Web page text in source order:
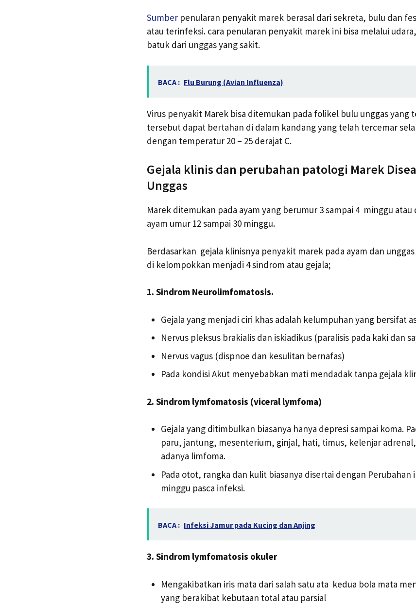
Sumber penularan penyakit marek berasal dari sekreta, bulu dan
atau terinfeksi. cara penularan penyakit marek ini bisa melalui
batuk dari unggas yang sakit.
BACA : Flu Burung (Avian Influenza)
Virus penyakit Marek bisa ditemukan pada folikel bulu unggas yang
tersebut dapat bertahan di dalam kandang yang telah tercemar
dengan temperatur 20 – 25 derajat C.
Gejala klinis dan perubahan patologi Marek
Unggas
Marek ditemukan pada ayam yang berumur 3 sampai 4 minggu
ayam umur 12 sampai 30 minggu.
Berdasarkan gejala klinisnya penyakit marek pada ayam dan
di kelompokkan menjadi 4 sindrom atau gejala;
1. Sindrom Neurolimfomatosis.
Gejala yang menjadi ciri khas adalah kelumpuhan yang bersifat
Nervus pleksus brakialis dan iskiadikus (paralisis pada kaki dan
Nervus vagus (dispnoe dan kesulitan bernafas)
Pada kondisi Akut menyebabkan mati mendadak tanpa gejala
2. Sindrom lymfomatosis (viceral lymfoma)
Gejala yang ditimbulkan biasanya hanya depresi sampai koma.
paru, jantung, mesenterium, ginjal, hati, timus, kelenjar
adanya limfoma.
Pada otot, rangka dan kulit biasanya disertai dengan Perubahan
minggu pasca infeksi.
BACA : Infeksi Jamur pada Kucing dan Anjing
3. Sindrom lymfomatosis okuler
Mengakibatkan iris mata dari salah satu ata kedua bola mata
yang berakibat kebutaan total atau parsial